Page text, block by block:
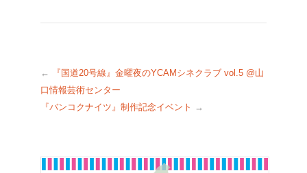
←
『国道20号線』金曜夜のYCAMシネクラブ vol.5 @山
口情報芸術センター
『バンコクナイツ』制作記念イベント →